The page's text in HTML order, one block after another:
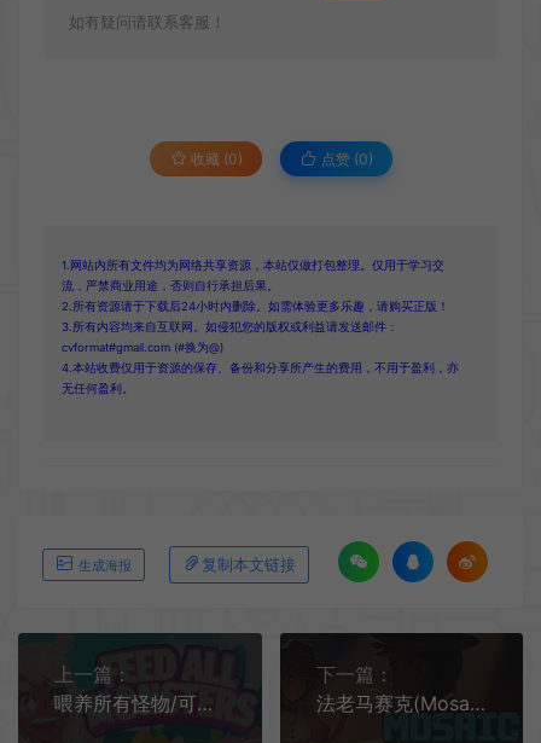
如有疑问请联系客服！
收藏 (0) 点赞 (0)
1.网站内所有文件均为网络共享资源，本站仅做打包整理。仅用于学习交
流，严禁商业用途，否则自行承担后果。
2.所有资源请于下载后24小时内删除。如需体验更多乐趣，请购买正版！
3.所有内容均来自互联网。如侵犯您的版权或利益请发送邮件：
cvformat#gmail.com (#换为@)
4.本站收费仅用于资源的保存、备份和分享所产生的费用，不用于盈利，亦
无任何盈利。
生成海报 复制本文链接
上一篇：
喂养所有怪物/可爱舒适线条谜题游戏 Feed All Monsters 下载
下一篇：
法老马赛克(Mosaic of The Pharaohs)沉浸式拼图扫雷休闲游戏|下载